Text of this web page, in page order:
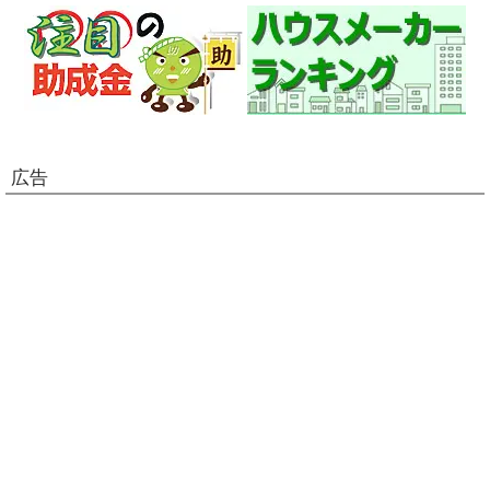
広告